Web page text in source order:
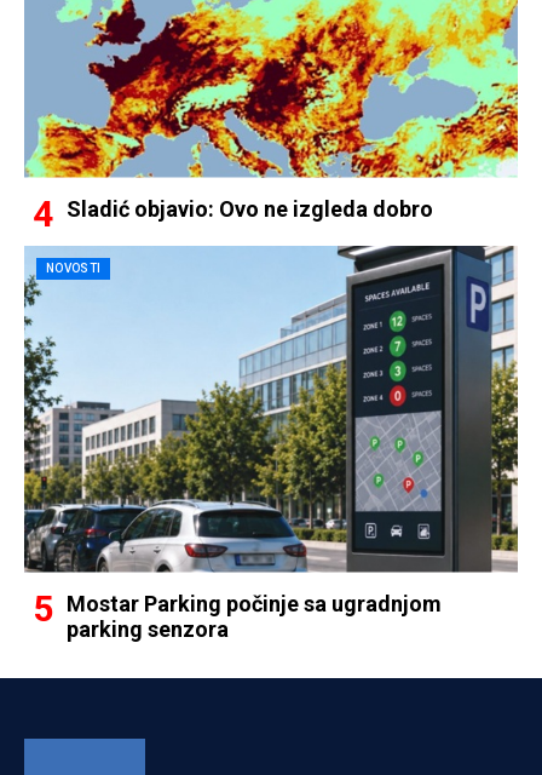
Sladić objavio: Ovo ne izgleda dobro
NOVOSTI
Mostar Parking počinje sa ugradnjom
parking senzora